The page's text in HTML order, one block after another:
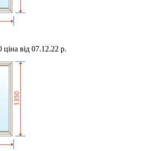
від 07.12.22 р.